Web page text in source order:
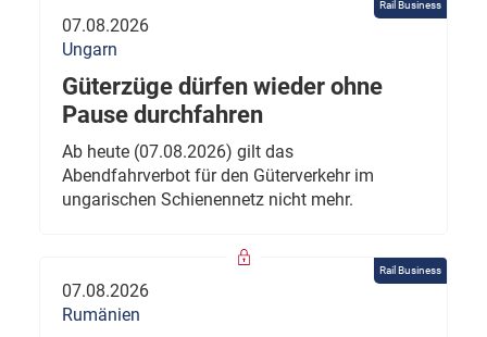
Rail Business
07.08.2026
Ungarn
Güterzüge dürfen wieder ohne
Pause durchfahren
Ab heute (07.08.2026) gilt das
Abendfahrverbot für den Güterverkehr im
ungarischen Schienennetz nicht mehr.
Rail Business
07.08.2026
Rumänien